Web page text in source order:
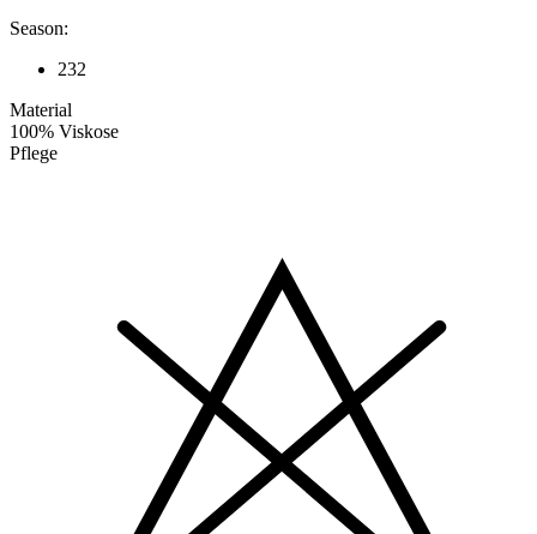
Season:
232
Material
100% Viskose
Pflege